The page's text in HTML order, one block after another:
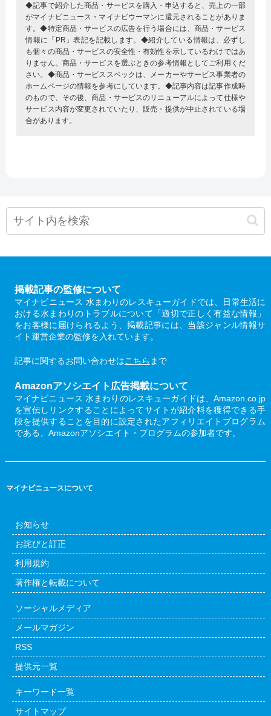
◆記事で紹介した商品・サービスを購入・申込すると、売上の一部
がマイナビニュース・マイナビウーマンに還元されることがありま
す。◆特定商品・サービスの広告を行う場合には、商品・サービス
情報に「PR」表記を記載します。◆紹介している情報は、必ずし
も個々の商品・サービスの安全性・有効性を示しているわけではあ
りません。商品・サービスを選ぶときの参考情報としてご利用くだ
さい。◆商品・サービススペックは、メーカーやサービス事業者の
ホームページの情報を参考にしています。◆記事内容は記事作成時
のもので、その後、商品・サービスのリニューアルによって仕様や
サービス内容が変更されていたり、販売・提供が中止されている場
合があります。
掲載記事の監修について
マイナビニュース 水まわりのレスキューガイドでは、日常生活に
おける水まわりのトラブルについて「適切で正しく有益な情報」
をお客様に届けられるよう、掲載記事には、当該ジャンル情報サ
イト運営企業の監修を入れています。
記事に関するお問い合わせはこちら まで
Amazonアソシエイト広告掲載について
マイナビニュース 水まわりのレスキューガイドは、Amazon.co.jp
を宣伝しリンクすることによってサイトが紹介料を獲得できる手
段を提供することを目的に設定されたアフィリエイトプログラム
である、Amazonアソシエイト・プログラムの参加者です。
マイナビニュースについて
お知らせ
お詫びと訂正
利用規約
著作権と転載について
ソーシャルメディア
メールマガジン
RSS
提供元一覧
キーワード一覧
サイトマップ